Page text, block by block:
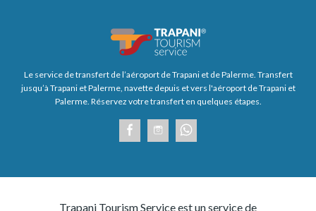
Le service de transfert de l’aéroport de Trapani et de Palerme. Transfert
jusqu’à Trapani et Palerme, navette depuis et vers l'aéroport de Trapani et
Palerme. Réservez votre transfert en quelques étapes.
Trapani Tourism Service est un service de